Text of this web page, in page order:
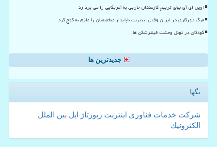
اوپن ای آی بهای ترجیح کارمندان خارجی به آمریکایی را می پردازد
مرگ دورکاری در ایران وقتی اینترنت ناپایدار متخصصان را ملزم به کوچ کرد
کودکان در تونل وحشت فیلترشکن ها
جدیدترین ها
تگها
شركت خدمات فناوری اینترنت رپورتاژ اپل بین الملل
الكترونیك